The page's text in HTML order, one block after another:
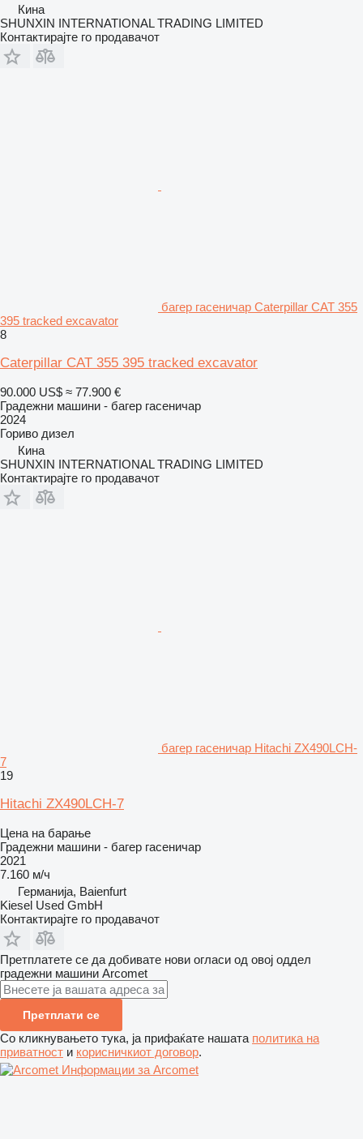
Кина
SHUNXIN INTERNATIONAL TRADING LIMITED
Контактирајте го продавачот
багер гасеничар Caterpillar CAT 355
395 tracked excavator
8
Caterpillar CAT 355 395 tracked excavator
90.000 US$ ≈ 77.900 €
Градежни машини - багер гасеничар
2024
Гориво дизел
Кина
SHUNXIN INTERNATIONAL TRADING LIMITED
Контактирајте го продавачот
багер гасеничар Hitachi ZX490LCH-
7
19
Hitachi ZX490LCH-7
Цена на барање
Градежни машини - багер гасеничар
2021
7.160 м/ч
Германија, Baienfurt
Kiesel Used GmbH
Контактирајте го продавачот
Претплатете се да добивате нови огласи од овој оддел
градежни машини Arcomet
Претплати се
Со кликнувањето тука, ја прифаќате нашата политика на
приватност и корисничкиот договор.
Информации за Arcomet